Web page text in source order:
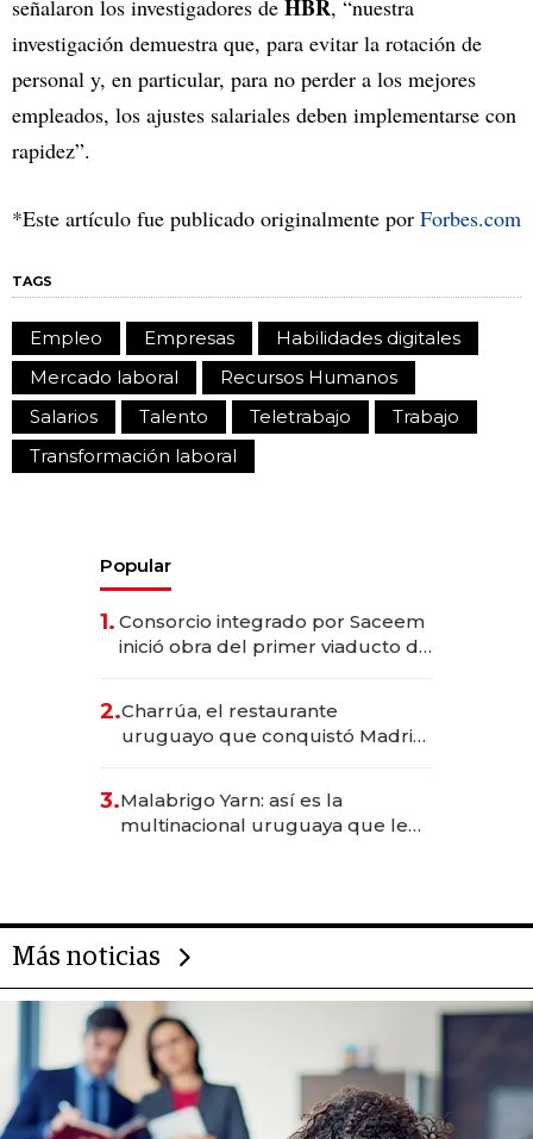
señalaron los investigadores de HBR, “nuestra
investigación demuestra que, para evitar la rotación de
personal y, en particular, para no perder a los mejores
empleados, los ajustes salariales deben implementarse con
rapidez”.
*Este artículo fue publicado originalmente por Forbes.com
TAGS
Empleo Empresas
Habilidades digitales
Mercado laboral
Recursos Humanos
Salarios
Talento Teletrabajo
Trabajo
Transformación laboral
Popular
1. Consorcio integrado por Saceem
inició obra del primer viaducto de
millones
2.Charrúa, el restaurante
uruguayo que conquistó Madrid:
anticipación y prepara apertura
3.Malabrigo Yarn: así es la
multinacional uruguaya que le
Más noticias